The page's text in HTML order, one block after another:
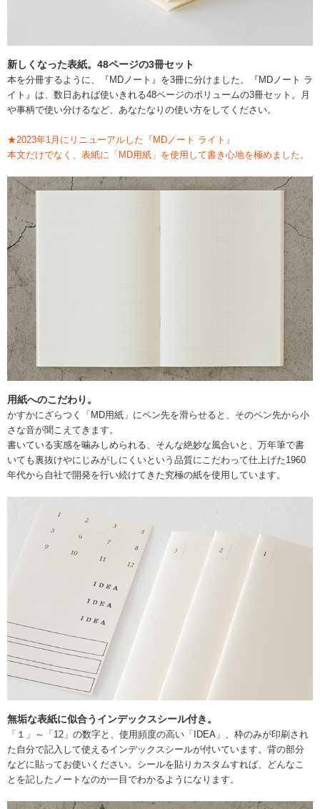
新しくなった表紙。48ページの3冊セット
本を分冊するように、『MDノート』を3冊に分けました。『MDノート ラ
イト』は、数日あれば使いきれる48ページのボリュームの3冊セット。月
や事柄で使い分けるなど、あなたなりの使い方をしてください。
★2023年1月にリニューアルした『MDノート ライト』
本文だけでなく、表紙に「MD用紙」を使用して書き心地を極めました。
用紙へのこだわり。
かすかにざらつく「MD用紙」にペン先を滑らせると、そのペン先から小
さな音が聞こえてきます。
書いている実感を噛みしめられる、そんな絶妙な風合いと、万年筆で書
いても裏抜けやにじみがしにくいという品質にこだわって仕上げた1960
年代から自社で開発を行い続けてきた究極の紙を使用しています。
無垢な表紙に似合うインデックスシール付き。
「１」～「12」の数字と、使用頻度の高い「IDEA」、枠のみが印刷され
た自分で記入して使えるインデックスシールが付いています。背の部分
などに貼ってお使いください。シールを貼りカスタムすれば、どんなこ
とを記したノートなのか一目でわかるようになります。